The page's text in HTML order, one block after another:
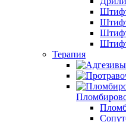
Терапия